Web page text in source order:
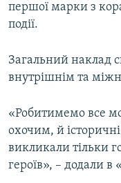
першої марки з
події.
Загальний наклад
внутрішнім та
«Робитимемо все
охочим, й
викликали тільки
героїв», – додали в